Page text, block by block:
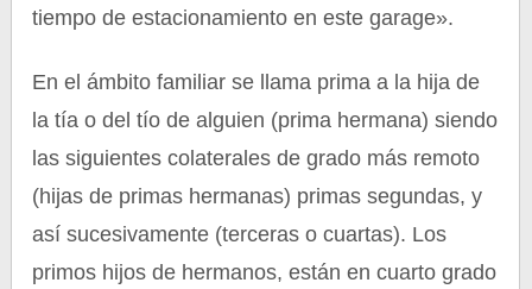
tiempo de estacionamiento en este garage».
En el ámbito familiar se llama prima a la hija de
la tía o del tío de alguien (prima hermana) siendo
las siguientes colaterales de grado más remoto
(hijas de primas hermanas) primas segundas, y
así sucesivamente (terceras o cuartas). Los
primos hijos de hermanos, están en cuarto grado